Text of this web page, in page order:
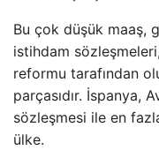
Bu çok düşük maaş,
istihdam sözleşmeleri,
reformu tarafından
parçasıdır. İspanya,
sözleşmesi ile en
ülke.